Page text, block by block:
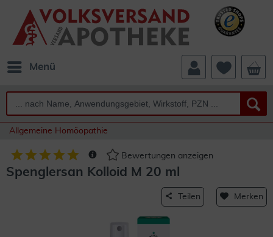
Menü
Allgemeine Homöopathie
Bewertungen anzeigen
Spenglersan Kolloid M 20 ml
Teilen Merken